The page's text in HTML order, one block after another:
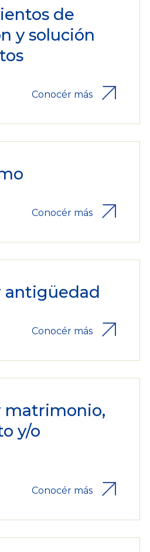
de
y solución
Conocér más
Conocér más
antigüedad
Conocér más
matrimonio,
y/o
Conocér más